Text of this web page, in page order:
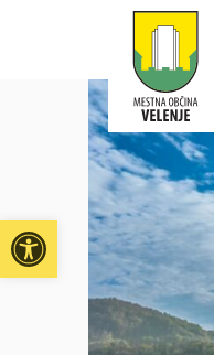
Open toolbar